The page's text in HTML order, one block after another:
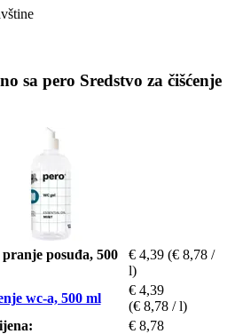
sa pero Sredstvo za čišćenje
posuđa, 500
€ 4,39 (€ 8,78 /
l)
wc-a, 500 ml
€ 4,39
(€ 8,78 / l)
€ 8,78